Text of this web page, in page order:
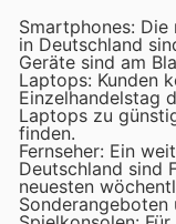
Decathlon
Smartphones:
in Deutschland
Geräte sind am
Laptops: Kunden
Einzelhandelstag
Laptops zu
finden.
Fernseher: Ein
Deutschland sind
neuesten
Sonderangeboten